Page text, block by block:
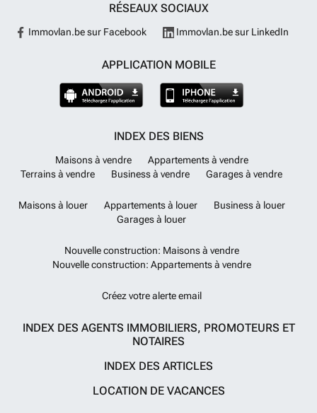
RÉSEAUX SOCIAUX
Immovlan.be sur Facebook Immovlan.be sur LinkedIn
APPLICATION MOBILE
INDEX DES BIENS
Maisons à vendre
Appartements à vendre
Terrains à vendre
Business à vendre Garages à vendre
Maisons à louer Appartements à louer
Business à louer
Garages à louer
Nouvelle construction: Maisons à vendre
Nouvelle construction: Appartements à vendre
Créez votre alerte email
INDEX DES AGENTS IMMOBILIERS, PROMOTEURS ET
NOTAIRES
INDEX DES ARTICLES
LOCATION DE VACANCES